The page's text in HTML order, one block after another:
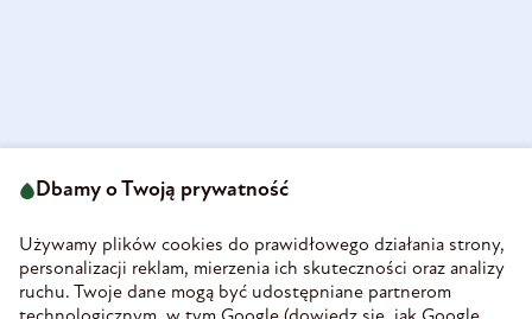
58-160 Świebodzice
REGON 890213034
INFORMACJE
Dbamy o Twoją prywatność
Używamy plików cookies do prawidłowego działania strony,
personalizacji reklam, mierzenia ich skuteczności oraz analizy
ruchu. Twoje dane mogą być udostępniane partnerom